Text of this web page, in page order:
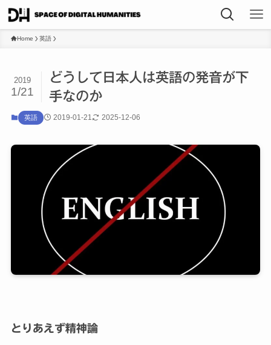
Home 英語
どうして日本人は英語の発音が下
手なのか
2019
1/21
英語 2019-01-21 2025-12-06
とりあえず精神論